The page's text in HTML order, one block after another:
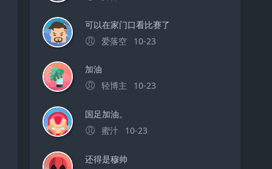
可以在家门口看比赛了
爱落空
10-23
加油
轻博主
10-23
国足加油。
蜜汁
10-23
还得是穆帅